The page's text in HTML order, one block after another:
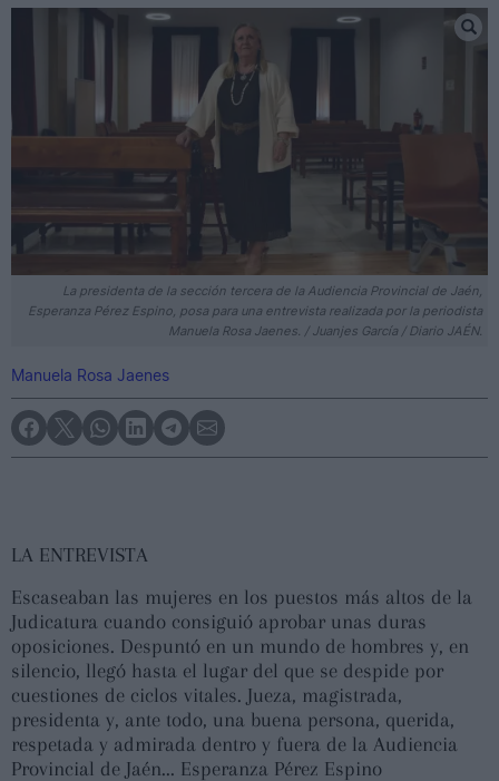
La presidenta de la sección tercera de la Audiencia Provincial de Jaén,
Esperanza Pérez Espino, posa para una entrevista realizada por la periodista
Manuela Rosa Jaenes. / Juanjes García / Diario JAÉN.
Manuela Rosa Jaenes
LA ENTREVISTA
Escaseaban las mujeres en los puestos más altos de la
Judicatura cuando consiguió aprobar unas duras
oposiciones. Despuntó en un mundo de hombres y, en
silencio, llegó hasta el lugar del que se despide por
cuestiones de ciclos vitales. Jueza, magistrada,
presidenta y, ante todo, una buena persona, querida,
respetada y admirada dentro y fuera de la Audiencia
Provincial de Jaén... Esperanza Pérez Espino